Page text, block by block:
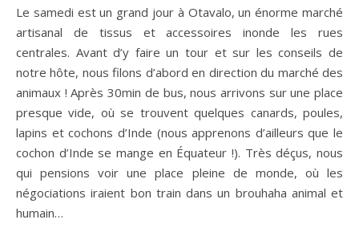
Le samedi est un grand jour à Otavalo, un énorme marché
artisanal de tissus et accessoires inonde les rues
centrales. Avant d’y faire un tour et sur les conseils de
notre hôte, nous filons d’abord en direction du marché des
animaux ! Après 30min de bus, nous arrivons sur une place
presque vide, où se trouvent quelques canards, poules,
lapins et cochons d’Inde (nous apprenons d’ailleurs que le
cochon d’Inde se mange en Équateur !). Très déçus, nous
qui pensions voir une place pleine de monde, où les
négociations iraient bon train dans un brouhaha animal et
humain…